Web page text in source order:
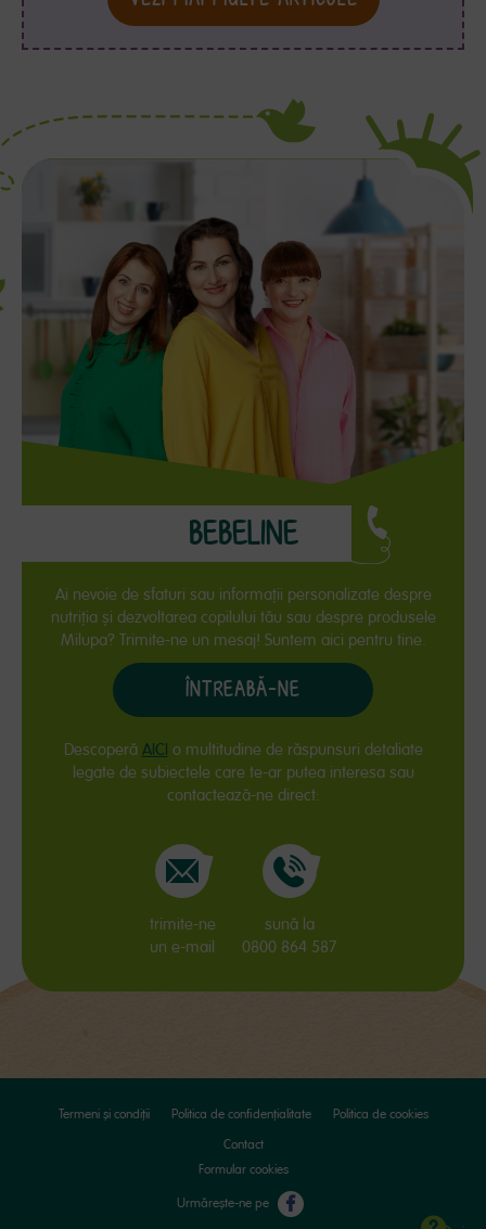
BEBELINE
Ai nevoie de sfaturi sau informaţii personalizate despre
nutriţia și dezvoltarea copilului tău sau despre produsele
Milupa? Trimite-ne un mesaj! Suntem aici pentru tine.
ÎNTREABĂ-NE
Descoperă AICI o multitudine de răspunsuri detaliate
legate de subiectele care te-ar putea interesa sau
contactează-ne direct:
trimite-ne
un e-mail
sună la
0800 864 587
Termeni și condiții Politica de confidențialitate
Politica de cookies
Contact
Formular cookies
Urmărește-ne pe